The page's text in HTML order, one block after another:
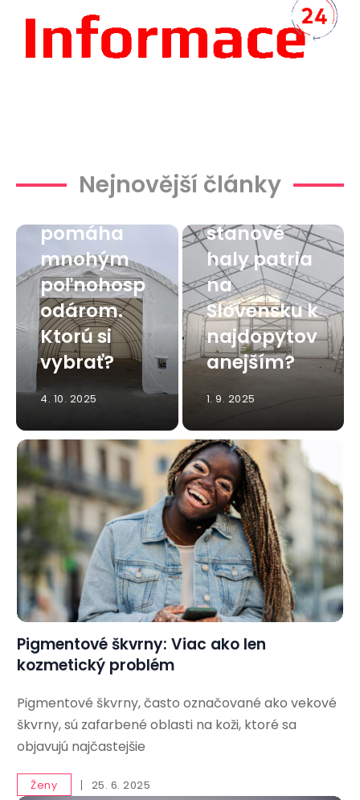
Nejnovější články
Plachtová
pomáha
mnohým
poľnohosp
odárom.
Ktorú si
vybrať?
4. 10. 2025
stanové
haly patria
na
Slovensku k
najdopytov
anejším?
1. 9. 2025
Pigmentové škvrny: Viac ako len
kozmetický problém
Pigmentové škvrny, často označované ako vekové
škvrny, sú zafarbené oblasti na koži, ktoré sa
objavujú najčastejšie
Ženy 25. 6. 2025